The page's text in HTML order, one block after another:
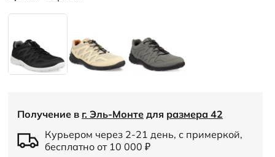
Получение в г. Эль-Монте для размера 42
Курьером через 2-21 день, с примеркой,
бесплатно от 10 000 ₽